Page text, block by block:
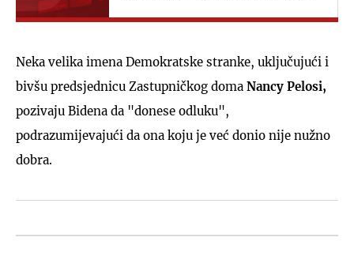
Neka velika imena Demokratske stranke, uključujući i
bivšu predsjednicu Zastupničkog doma Nancy Pelosi,
pozivaju Bidena da "donese odluku",
podrazumijevajući da ona koju je već donio nije nužno
dobra.